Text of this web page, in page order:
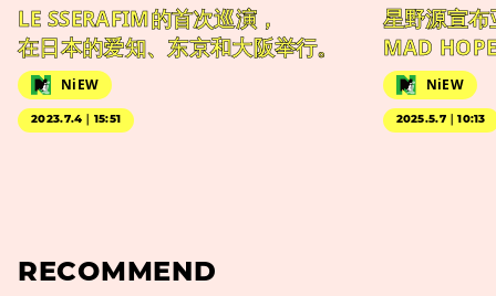
LE SSERAFIM的首次巡演，
在日本的爱知、东京和大阪举行。
NiEW
2023.7.4｜15:51
星野源宣布
MAD
NiEW
2025.5.7｜10:13
RECOMMEND